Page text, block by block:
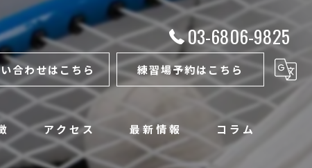
03-6806-9825
合わせはこちら 練習場予約はこちら
アクセス 最新情報 コラム